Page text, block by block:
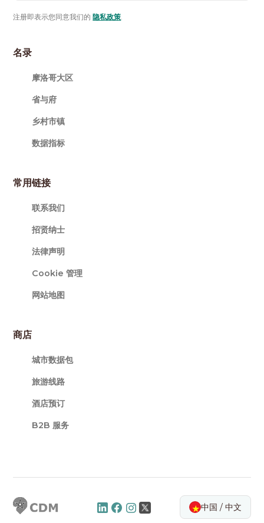
注册即表示您同意我们的 隐私政策.
名录
摩洛哥大区
省与府
乡村市镇
数据指标
常用链接
联系我们
招贤纳士
法律声明
Cookie 管理
网站地图
商店
城市数据包
旅游线路
酒店预订
B2B 服务
中国 / 中文